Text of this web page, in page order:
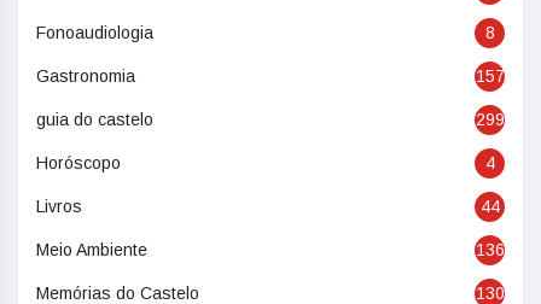
Fonoaudiologia 8
Gastronomia 157
guia do castelo 299
Horóscopo 4
Livros 44
Meio Ambiente 136
Memórias do Castelo 130